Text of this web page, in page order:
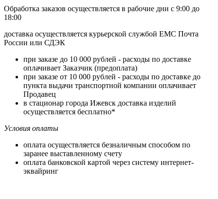
Обработка заказов осуществляется в рабочие дни с 9:00 до
18:00
доставка осуществляется курьерской службой ЕМС Почта
России или СДЭК
при заказе до 10 000 рублей - расходы по доставке
оплачивает Заказчик (предоплата)
при заказе от 10 000 рублей - расходы по доставке до
пункта выдачи транспортной компании оплачивает
Продавец
в стационар города Ижевск доставка изделий
осуществляется бесплатно*
Условия оплаты
оплата осуществляется безналичным способом по
заранее выставленному счету
оплата банковской картой через систему интернет-
эквайринг